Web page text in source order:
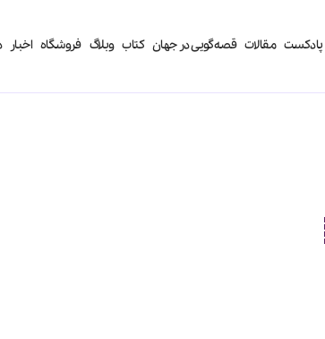
پادکست مقالات قصه‌گویی در جهان کتاب‌ وبلاگ فروشگاه اخبار